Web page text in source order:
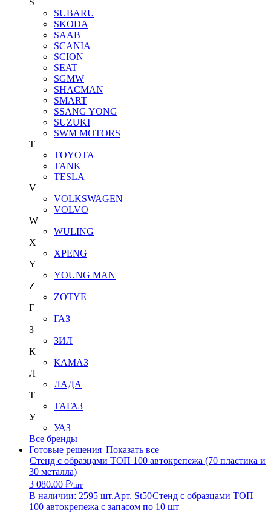
SUBARU
SKODA
SAAB
SCANIA
SCION
SEAT
SGMW
SHACMAN
SMART
SSANG YONG
SUZUKI
SWM MOTORS
T
TOYOTA
TANK
TESLA
V
VOLKSWAGEN
VOLVO
W
WULING
X
XPENG
Y
YOUNG MAN
Z
ZOTYE
Г
ГАЗ
З
ЗИЛ
К
КАМАЗ
Л
ЛАДА
Т
ТАГАЗ
У
УАЗ
Все бренды
Готовые решения Показать все
Стенд с образцами ТОП 100 автокрепежа (70 пластика и
30 металла)
3 080.00 ₽/шт
В наличии: 2595 шт.Арт. St50Стенд с образцами ТОП
100 автокрепежа с запасом по 10 шт